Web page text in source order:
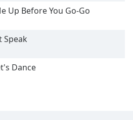
Up Before You Go-Go
Speak
Dance